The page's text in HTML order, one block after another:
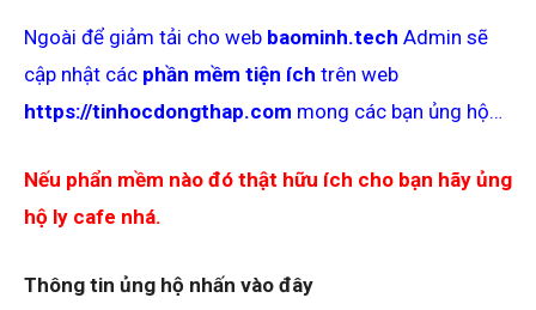
Ngoài để giảm tải cho web baominh.tech Admin sẽ
cập nhật các phần mềm tiện ích trên web
https://tinhocdongthap.com mong các bạn ủng hộ…
Nếu phẩn mềm nào đó thật hữu ích cho bạn hãy ủng
hộ ly cafe nhá.
Thông tin ủng hộ nhấn vào đây